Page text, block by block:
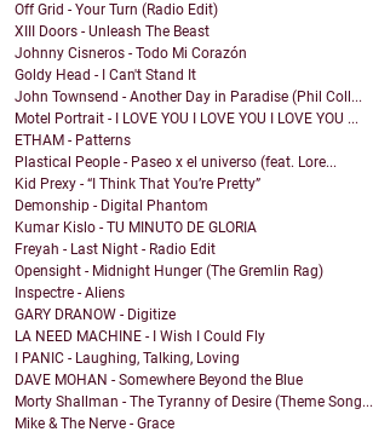
Off Grid - Your Turn (Radio Edit)
XIII Doors - Unleash The Beast
Johnny Cisneros - Todo Mi Corazón
Goldy Head - I Can't Stand It
John Townsend - Another Day in Paradise (Phil Coll...
Motel Portrait - I LOVE YOU I LOVE YOU I LOVE YOU ...
ETHAM - Patterns
Plastical People - Paseo x el universo (feat. Lore...
Kid Prexy - “I Think That You’re Pretty”
Demonship - Digital Phantom
Kumar Kislo - TU MINUTO DE GLORIA
Freyah - Last Night - Radio Edit
Opensight - Midnight Hunger (The Gremlin Rag)
Inspectre - Aliens
GARY DRANOW - Digitize
LA NEED MACHINE - I Wish I Could Fly
I PANIC - Laughing, Talking, Loving
DAVE MOHAN - Somewhere Beyond the Blue
Morty Shallman - The Tyranny of Desire (Theme Song...
Mike & The Nerve - Grace